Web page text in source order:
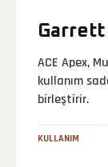
Garrett
ACE Apex,
kullanım
birleştirir.
KULLANIM